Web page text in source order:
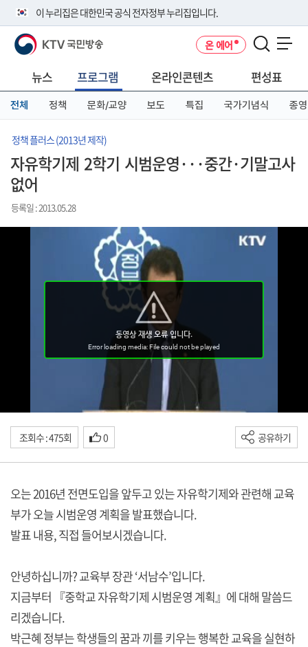
이 누리집은 대한민국 공식 전자정부 누리집입니다.
공식 누리집 주소 확인하기
니다.
이밖에 or.kr 또는 .kr등 다른 도메인 주소를 사용하고 있다면 아래 URL에
서 도메인 주소를 확인해 보세요
KTV 국민방송 온 에어
뉴스 프로그램 온라인콘텐츠 편성표
전체 정책 문화/교양 보도 특집 국가기념식 종영
정책 플러스 (2013년 제작)
자유학기제 2학기 시범운영···중간·기말고사
없어
등록일 : 2013.05.28
조회수 : 475회 0 공유하기
오는 2016년 전면도입을 앞두고 있는 자유학기제와 관련해 교육
부가 오늘 시범운영 계획을 발표했습니다.
발표 내용, 직접 들어보시겠습니다.
안녕하십니까? 교육부 장관 ‘서남수’입니다.
지금부터 『중학교 자유학기제 시범운영 계획』에 대해 말씀드
리겠습니다.
박근혜 정부는 학생들의 꿈과 끼를 키우는 행복한 교육을 실현하